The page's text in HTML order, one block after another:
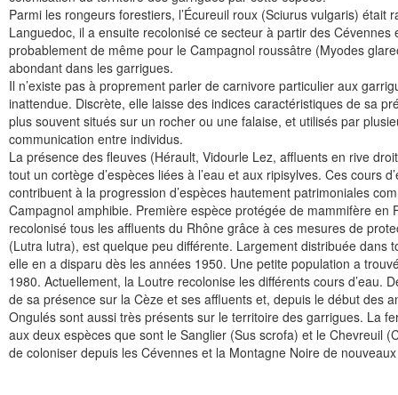
Parmi les rongeurs forestiers, l’Écureuil roux (Sciurus vulgaris) était
Languedoc, il a ensuite recolonisé ce secteur à partir des
probablement de même pour le Campagnol roussâtre (Myodes
abondant dans les garrigues.
Il n’existe pas à proprement parler de carnivore particulier aux
inattendue. Discrète, elle laisse des indices caractéristiques de sa
plus souvent situés sur un rocher ou une falaise, et utilisés par
communication entre individus.
La présence des fleuves (Hérault, Vidourle Lez, affluents en rive
tout un cortège d’espèces liées à l’eau et aux ripisylves. Ces cours
contribuent à la progression d’espèces hautement patrimoniales
Campagnol amphibie. Première espèce protégée de mammifère
recolonisé tous les affluents du Rhône grâce à ces mesures de
(Lutra lutra), est quelque peu différente. Largement distribuée dans
elle en a disparu dès les années 1950. Une petite population a
1980. Actuellement, la Loutre recolonise les différents cours d’eau.
de sa présence sur la Cèze et ses affluents et, depuis le début des
Ongulés sont aussi très présents sur le territoire des garrigues. La
aux deux espèces que sont le Sanglier (Sus scrofa) et le Chevreuil
de coloniser depuis les Cévennes et la Montagne Noire de